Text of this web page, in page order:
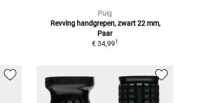
Puig
Revving handgrepen, zwart 22 mm,
Paar
€ 34,991